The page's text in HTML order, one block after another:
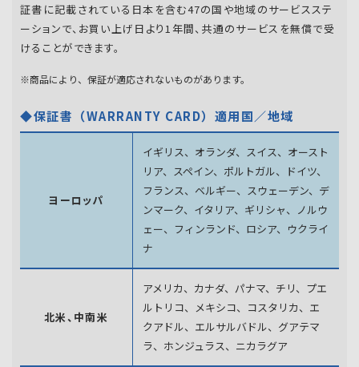
証書に記載されている日本を含む47の国や地域のサービスステ
ーションで、お買い上げ日より1年間、共通のサービスを無償で受
けることができます。
※商品により、保証が適応されないものがあります。
◆保証書（WARRANTY CARD）適用国／地域
ヨーロッパ
イギリス、オランダ、スイス、オースト
リア、スペイン、 ポルトガル、ドイツ、
フランス、ベルギー、スウェーデン、 デ
ンマーク、イタリア、ギリシャ、ノルウ
ェー、フィンランド、 ロシア、ウクライ
ナ
北米、中南米
アメリカ、カナダ、パナマ、チリ、プエ
ルトリコ、メキシコ、 コスタリカ、エ
クアドル、エルサルバドル、グアテマ
ラ、 ホンジュラス、ニカラグア